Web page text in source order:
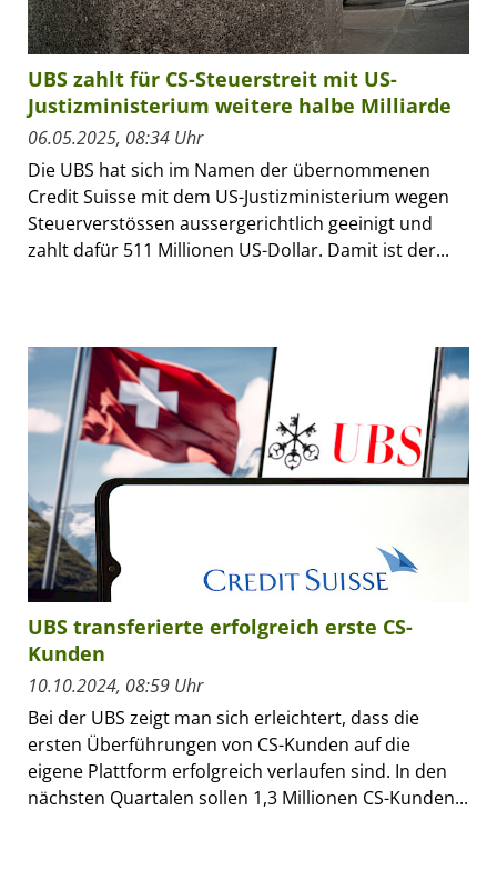
UBS zahlt für CS-Steuerstreit mit US-
Justizministerium weitere halbe Milliarde
06.05.2025, 08:34 Uhr
Die UBS hat sich im Namen der übernommenen
Credit Suisse mit dem US-Justizministerium wegen
Steuerverstössen aussergerichtlich geeinigt und
zahlt dafür 511 Millionen US-Dollar. Damit ist der...
UBS transferierte erfolgreich erste CS-
Kunden
10.10.2024, 08:59 Uhr
Bei der UBS zeigt man sich erleichtert, dass die
ersten Überführungen von CS-Kunden auf die
eigene Plattform erfolgreich verlaufen sind. In den
nächsten Quartalen sollen 1,3 Millionen CS-Kunden...